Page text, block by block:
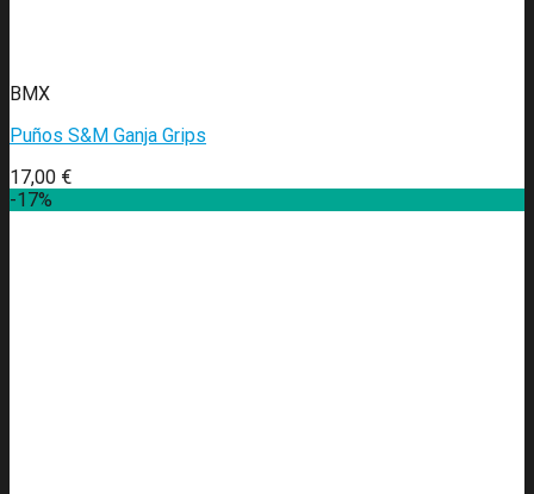
BMX
Puños S&M Ganja Grips
17,00 €
-17%